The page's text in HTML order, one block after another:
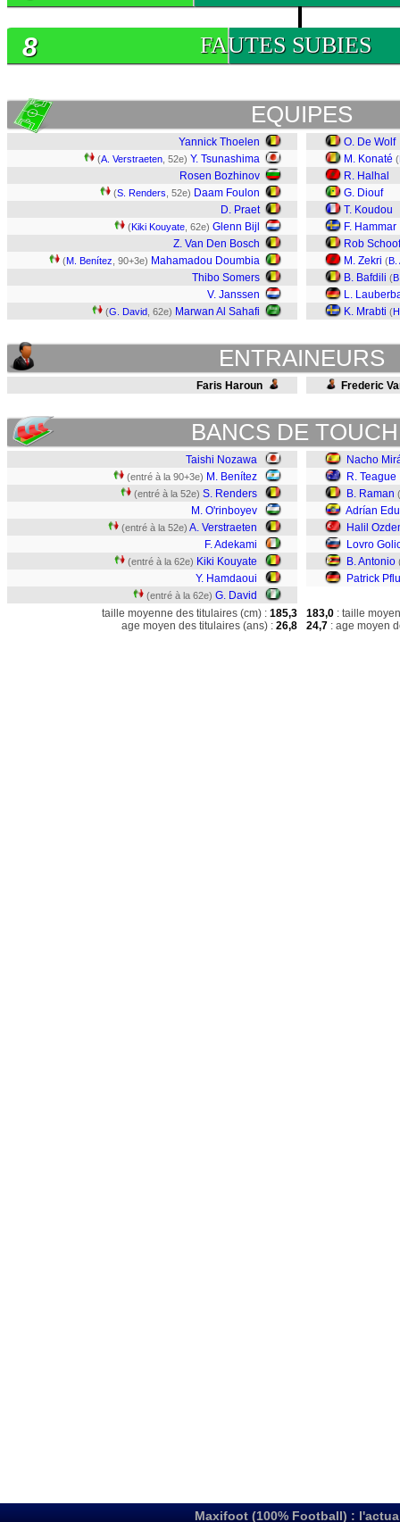
FAUTES SUBIES
8
EQUIPES
Yannick Thoelen
(A. Verstraeten , 52e) Y. Tsunashima
Rosen Bozhinov
(S. Renders , 52e) Daam Foulon
D. Praet
(Kiki Kouyate , 62e) Glenn Bijl
Z. Van Den Bosch
(M. Benítez , 90+3e) Mahamadou Doumbia
Thibo Somers
V. Janssen
(G. David , 62e) Marwan Al Sahafi
O. De Wolf
M. Konaté (
R. Halhal
G. Diouf
T. Koudou
F. Hammar
Rob
M. Zekri (B.
B. Bafdili (
L.
K. Mrabti (
ENTRAINEURS
Faris Haroun Frederic
BANCS DE
Taishi Nozawa
(entré à la 90+3e) M. Benítez
(entré à la 52e) S. Renders
M. O'rinboyev
(entré à la 52e) A. Verstraeten
F. Adekami
(entré à la 62e) Kiki Kouyate
Y. Hamdaoui
(entré à la 62e) G. David
Nacho
R. Teague
B. Raman
Adrían
Halil
Lovro
B. Antonio
Patrick
taille moyenne des titulaires (cm) : 185,3
age moyen des titulaires (ans) : 26,8
183,0 : taille
24,7 : age moyen
Maxifoot (100% Football) :